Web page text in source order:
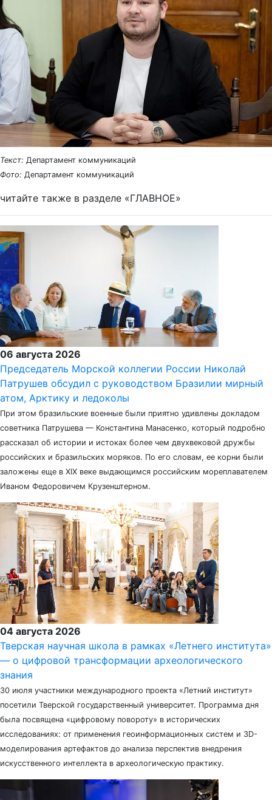
Текст: Департамент коммуникаций
Фото: Департамент коммуникаций
читайте также в разделе «ГЛАВНОЕ»
06 августа 2026
Председатель Морской коллегии России Николай
Патрушев обсудил с руководством Бразилии мирный
атом, Арктику и ледоколы
При этом бразильские военные были приятно удивлены докладом
советника Патрушева — Константина Манасенко, который подробно
рассказал об истории и истоках более чем двухвековой дружбы
российских и бразильских моряков. По его словам, ее корни были
заложены еще в XIX веке выдающимся российским мореплавателем
Иваном Федоровичем Крузенштерном.
04 августа 2026
Тверская научная школа в рамках «Летнего института»
— о цифровой трансформации археологического
знания
30 июля участники международного проекта «Летний институт»
посетили Тверской государственный университет. Программа дня
была посвящена «цифровому повороту» в исторических
исследованиях: от применения геоинформационных систем и 3D-
моделирования артефактов до анализа перспектив внедрения
искусственного интеллекта в археологическую практику.